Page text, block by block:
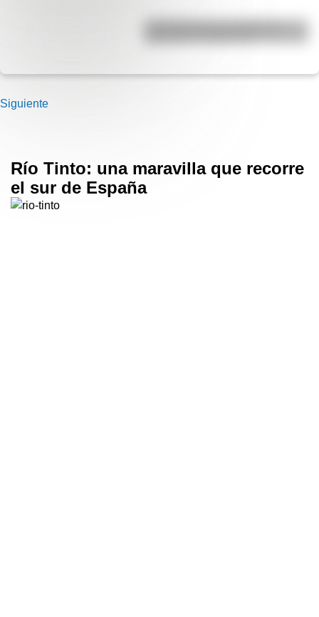
La historia de los inmigrantes
Siguiente
Río Tinto: una maravilla que recorre
el sur de España